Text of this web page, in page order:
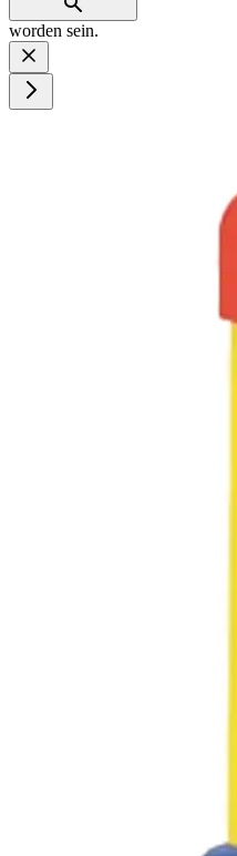
worden sein.